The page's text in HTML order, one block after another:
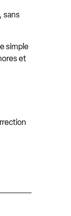
sans
simple
et